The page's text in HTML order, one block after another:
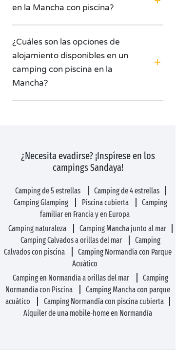
en la Mancha con piscina?
¿Cuáles son las opciones de
alojamiento disponibles en un
camping con piscina en la
Mancha?
¿Necesita evadirse? ¡Inspírese en los
campings Sandaya!
Camping de 5 estrellas
Camping de 4 estrellas
Camping Glamping
Piscina cubierta
Camping
familiar en Francia y en Europa
Camping naturaleza
Camping Mancha junto al mar
Camping Calvados a orillas del mar
Camping
Calvados con piscina
Camping Normandía con Parque
Acuático
Camping en Normandía a orillas del mar
Camping
Normandía con Piscina
Camping Mancha con parque
acuático
Camping Normandía con piscina cubierta
Alquiler de una mobile-home en Normandía